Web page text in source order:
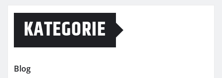
KATEGORIE
Blog